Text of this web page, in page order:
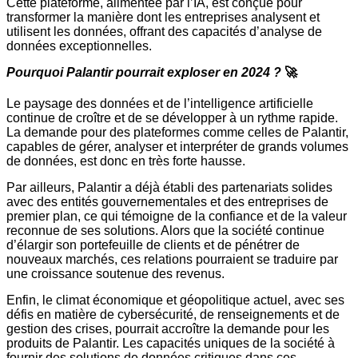
transformer la manière dont les entreprises analysent et
utilisent les données, offrant des capacités d’analyse de
données exceptionnelles.
Pourquoi Palantir pourrait exploser en 2024 ? 🚀
Le paysage des données et de l’intelligence artificielle
continue de croître et de se développer à un rythme rapide.
La demande pour des plateformes comme celles de Palantir,
capables de gérer, analyser et interpréter de grands volumes
de données, est donc en très forte hausse.
Par ailleurs, Palantir a déjà établi des partenariats solides
avec des entités gouvernementales et des entreprises de
premier plan, ce qui témoigne de la confiance et de la valeur
reconnue de ses solutions. Alors que la société continue
d’élargir son portefeuille de clients et de pénétrer de
nouveaux marchés, ces relations pourraient se traduire par
une croissance soutenue des revenus.
Enfin, le climat économique et géopolitique actuel, avec ses
défis en matière de cybersécurité, de renseignements et de
gestion des crises, pourrait accroître la demande pour les
produits de Palantir. Les capacités uniques de la société à